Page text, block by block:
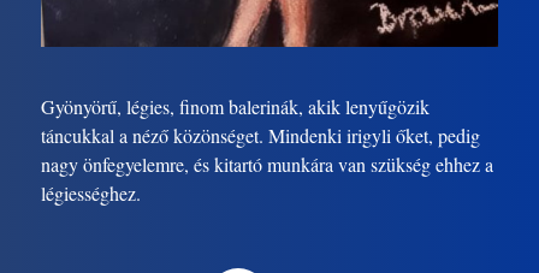
Gyönyörű, légies, finom balerinák, akik lenyűgözik
táncukkal a néző közönséget. Mindenki irigyli őket, pedig
nagy önfegyelemre, és kitartó munkára van szükség ehhez a
légiességhez.